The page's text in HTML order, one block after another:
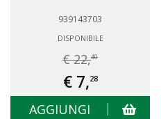
939143703
DISPONIBILE
€ 22,40
€ 7,28
AGGIUNGI